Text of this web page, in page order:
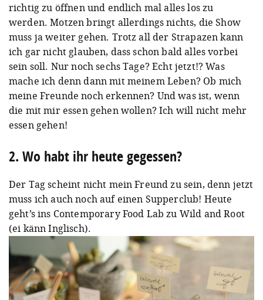
richtig zu öffnen und endlich mal alles los zu
werden. Motzen bringt allerdings nichts, die Show
muss ja weiter gehen. Trotz all der Strapazen kann
ich gar nicht glauben, dass schon bald alles vorbei
sein soll. Nur noch sechs Tage? Echt jetzt!? Was
mache ich denn dann mit meinem Leben? Ob mich
meine Freunde noch erkennen? Und was ist, wenn
die mit mir essen gehen wollen? Ich will nicht mehr
essen gehen!
2. Wo habt ihr heute gegessen?
Der Tag scheint nicht mein Freund zu sein, denn jetzt
muss ich auch noch auf einen Supperclub! Heute
geht’s ins Contemporary Food Lab zu Wild and Root
(ei känn Inglisch).